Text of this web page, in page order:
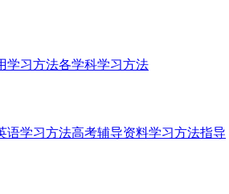
学习方法各学科学习方法
语学习方法高考辅导资料学习方法指导